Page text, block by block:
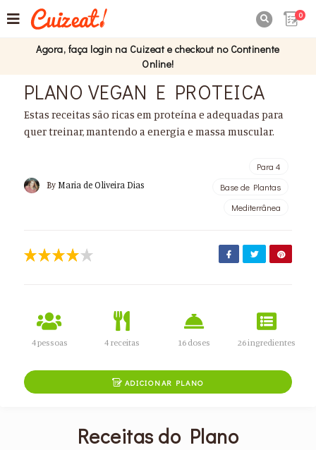
0
Agora, faça login na Cuizeat e checkout no Continente
Online!
PLANO VEGAN E PROTEICA
Estas receitas são ricas em proteína e adequadas para
quer treinar, mantendo a energia e massa muscular.
By Maria de Oliveira Dias
Para 4
Base de Plantas
Mediterrânea
4 pessoas 4 receitas 16 doses 26 ingredientes
ADICIONAR PLANO
Receitas do Plano